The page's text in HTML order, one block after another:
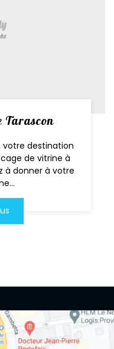
Tarascon
votre destination
de vitrine à
à donner à votre